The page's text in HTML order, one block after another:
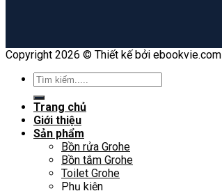
Copyright 2026 © Thiết kế bởi ebookvie.com
Search
for:
Trang chủ
Giới thiệu
Sản phẩm
Bồn rửa Grohe
Bồn tắm Grohe
Toilet Grohe
Phụ kiện